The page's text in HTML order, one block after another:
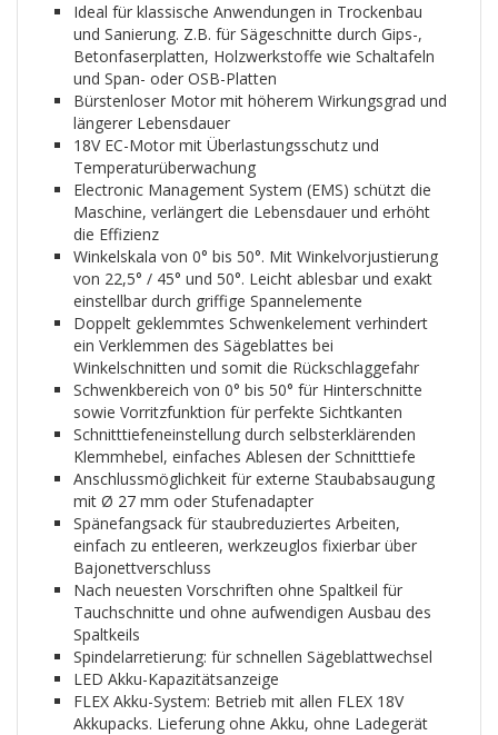
Ideal für klassische Anwendungen in Trockenbau
und Sanierung. Z.B. für Sägeschnitte durch Gips-,
Betonfaserplatten, Holzwerkstoffe wie Schaltafeln
und Span- oder OSB-Platten
Bürstenloser Motor mit höherem Wirkungsgrad und
längerer Lebensdauer
18V EC-Motor mit Überlastungsschutz und
Temperaturüberwachung
Electronic Management System (EMS) schützt die
Maschine, verlängert die Lebensdauer und erhöht
die Effizienz
Winkelskala von 0° bis 50°. Mit Winkelvorjustierung
von 22,5° / 45° und 50°. Leicht ablesbar und exakt
einstellbar durch griffige Spannelemente
Doppelt geklemmtes Schwenkelement verhindert
ein Verklemmen des Sägeblattes bei
Winkelschnitten und somit die Rückschlaggefahr
Schwenkbereich von 0° bis 50° für Hinterschnitte
sowie Vorritzfunktion für perfekte Sichtkanten
Schnitttiefeneinstellung durch selbsterklärenden
Klemmhebel, einfaches Ablesen der Schnitttiefe
Anschlussmöglichkeit für externe Staubabsaugung
mit Ø 27 mm oder Stufenadapter
Spänefangsack für staubreduziertes Arbeiten,
einfach zu entleeren, werkzeuglos fixierbar über
Bajonettverschluss
Nach neuesten Vorschriften ohne Spaltkeil für
Tauchschnitte und ohne aufwendigen Ausbau des
Spaltkeils
Spindelarretierung: für schnellen Sägeblattwechsel
LED Akku-Kapazitätsanzeige
FLEX Akku-System: Betrieb mit allen FLEX 18V
Akkupacks. Lieferung ohne Akku, ohne Ladegerät